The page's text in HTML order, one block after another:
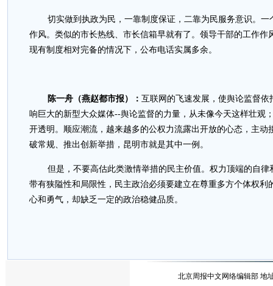
切实做到执政为民，一靠制度保证，二靠为民服务意识。
作风。类似的市长热线、市长信箱早就有了。领导干部的工作作
现有制度相对完备的情况下，公布电话实属多余。
陈一舟（燕赵都市报）： 互联网的飞速发展，使舆论监督
响巨大的新型大众媒体--舆论监督的力量，从未像今天这样壮观
开透明。顺应潮流，越来越多的公权力流露出开放的心态，主动
破常规、推出创新举措，昆明市就是其中一例。
但是，不要高估此类激情举措的民主价值。权力顶端的自
带有狭隘性和局限性，民主政治必须要建立在尊重多方个体权利
心和勇气，却缺乏一定的政治稳健品质。
北京周报中文网络编辑部 地